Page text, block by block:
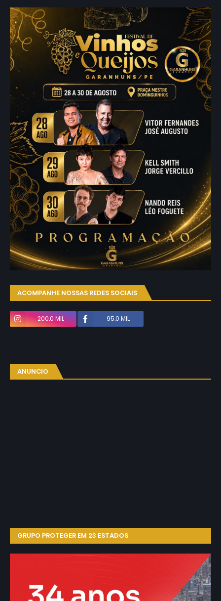
ACOMPANHE NOSSAS REDES SOCIAIS
200.0 MIL 95.0 MIL
ANUNCIO
GRUPO PROTEGER EM 23 ESTADOS